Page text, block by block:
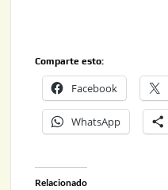
Comparte esto:
Facebook
WhatsApp
Relacionado